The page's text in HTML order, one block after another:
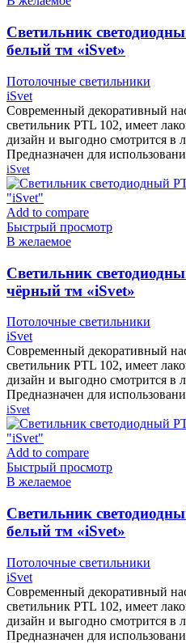
Cветильник
белый тм «iSvet»
Потолочные светильники
iSvet
Современный декоративный
светильник PTL 102, имеет
дизайн и выгодно смотрится в
Предназначен для
iSvet
Add to compare
Быстрый просмотр
В желаемое
Cветильник
чёрный тм «iSvet»
Потолочные светильники
iSvet
Современный декоративный
светильник PTL 102, имеет
дизайн и выгодно смотрится в
Предназначен для
iSvet
Add to compare
Быстрый просмотр
В желаемое
Cветильник
белый тм «iSvet»
Потолочные светильники
iSvet
Современный декоративный
светильник PTL 102, имеет
дизайн и выгодно смотрится в
Предназначен для